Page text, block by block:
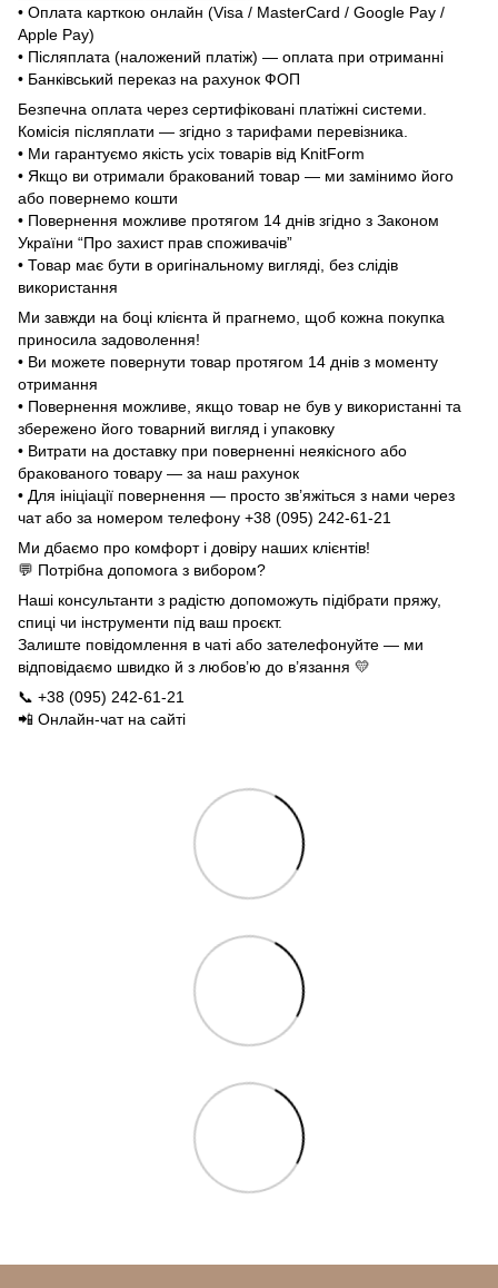
• Оплата карткою онлайн (Visa / MasterCard / Google Pay /
Apple Pay)
• Післяплата (наложений платіж) — оплата при отриманні
• Банківський переказ на рахунок ФОП
Безпечна оплата через сертифіковані платіжні системи.
Комісія післяплати — згідно з тарифами перевізника.
• Ми гарантуємо якість усіх товарів від KnitForm
• Якщо ви отримали бракований товар — ми замінимо його
або повернемо кошти
• Повернення можливе протягом 14 днів згідно з Законом
України “Про захист прав споживачів”
• Товар має бути в оригінальному вигляді, без слідів
використання
Ми завжди на боці клієнта й прагнемо, щоб кожна покупка
приносила задоволення!
• Ви можете повернути товар протягом 14 днів з моменту
отримання
• Повернення можливе, якщо товар не був у використанні та
збережено його товарний вигляд і упаковку
• Витрати на доставку при поверненні неякісного або
бракованого товару — за наш рахунок
• Для ініціації повернення — просто зв’яжіться з нами через
чат або за номером телефону +38 (095) 242-61-21
Ми дбаємо про комфорт і довіру наших клієнтів!
💬 Потрібна допомога з вибором?
Наші консультанти з радістю допоможуть підібрати пряжу,
спиці чи інструменти під ваш проєкт.
Залиште повідомлення в чаті або зателефонуйте — ми
відповідаємо швидко й з любов’ю до в’язання 💛
📞 +38 (095) 242-61-21
📲 Онлайн-чат на сайті